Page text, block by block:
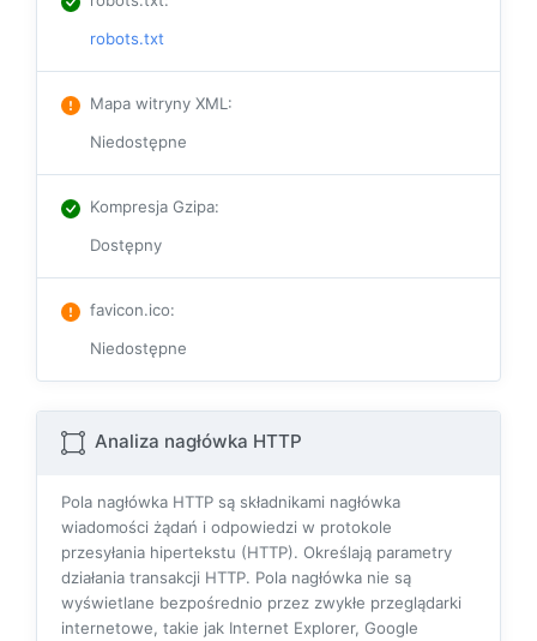
robots.txt
Mapa witryny XML :
Niedostępne
Kompresja Gzipa:
Dostępny
favicon.ico:
Niedostępne
Analiza nagłówka HTTP
Pola nagłówka HTTP są składnikami nagłówka
wiadomości żądań i odpowiedzi w protokole
przesyłania hipertekstu (HTTP). Określają parametry
działania transakcji HTTP. Pola nagłówka nie są
wyświetlane bezpośrednio przez zwykłe przeglądarki
internetowe, takie jak Internet Explorer, Google